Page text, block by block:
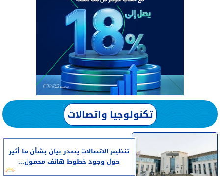
تكنولوجيا واتصالات
تنظيم الاتصالات يصدر بيان بشأن ما أثير
حول وجود خطوط هاتف محمول...